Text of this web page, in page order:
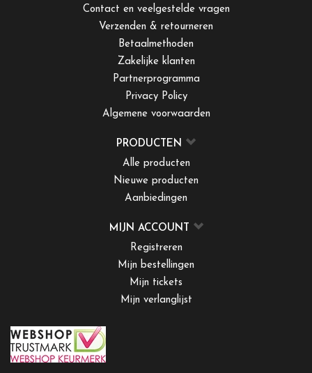
Contact en veelgestelde vragen
Verzenden & retourneren
Betaalmethoden
Zakelijke klanten
Partnerprogramma
Privacy Policy
Algemene voorwaarden
PRODUCTEN
Alle producten
Nieuwe producten
Aanbiedingen
MIJN ACCOUNT
Registreren
Mijn bestellingen
Mijn tickets
Mijn verlanglijst